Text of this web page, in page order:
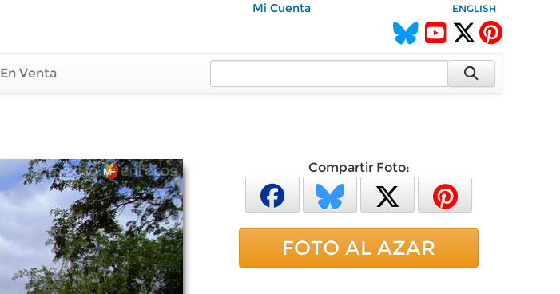
Mi Cuenta ENGLISH
En Venta
Compartir Foto:
FOTO AL AZAR